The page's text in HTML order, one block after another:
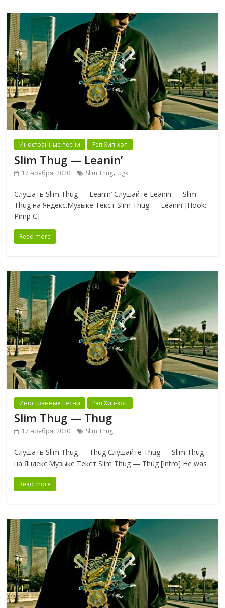
Иностранные песни Рэп Хип-хоп
Slim Thug — Leanin’
17 ноября, 2020 Slim Thug, Ugk
Слушать Slim Thug — Leanin’ Слушайте Leanin — Slim
Thug на Яндекс.Музыке Текст Slim Thug — Leanin’ [Hook:
Pimp C]
Read more
Иностранные песни Рэп Хип-хоп
Slim Thug — Thug
17 ноября, 2020 Slim Thug
Слушать Slim Thug — Thug Слушайте Thug — Slim Thug
на Яндекс.Музыке Текст Slim Thug — Thug [Intro] He was
Read more